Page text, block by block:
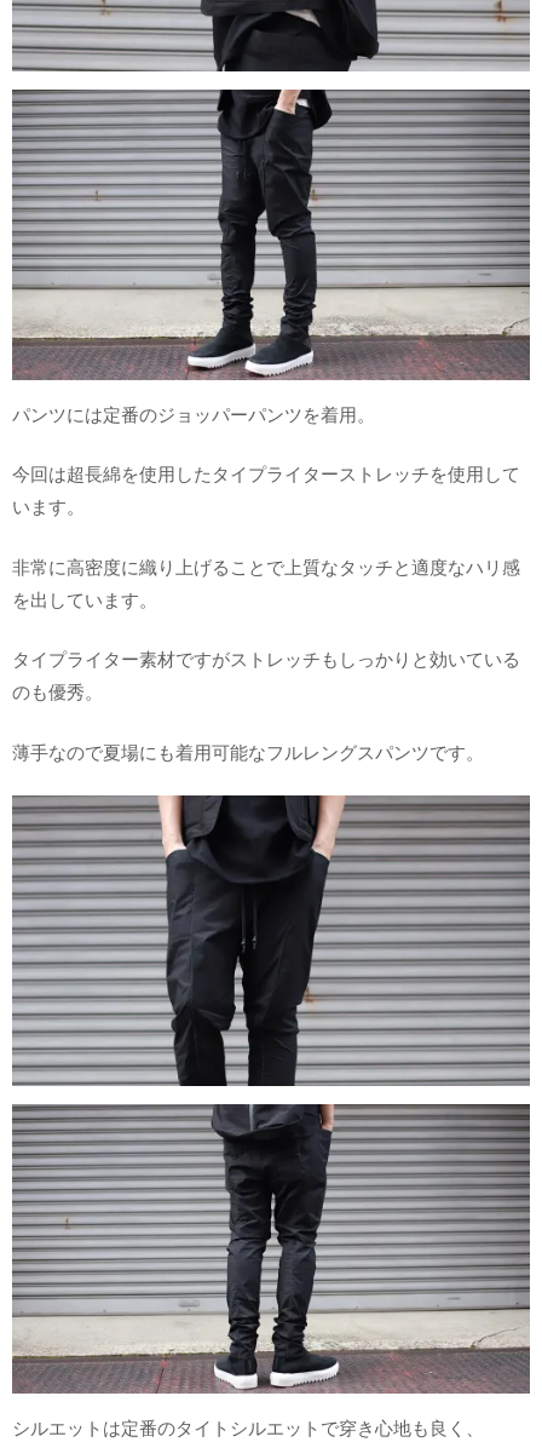
パンツには定番のジョッパーパンツを着用。
今回は超長綿を使用したタイプライターストレッチを使用して
います。
非常に高密度に織り上げることで上質なタッチと適度なハリ感
を出しています。
タイプライター素材ですがストレッチもしっかりと効いている
のも優秀。
薄手なので夏場にも着用可能なフルレングスパンツです。
シルエットは定番のタイトシルエットで穿き心地も良く、